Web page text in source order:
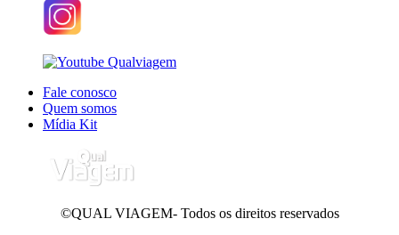
Fale conosco
Quem somos
Mídia Kit
©QUAL VIAGEM- Todos os direitos reservados